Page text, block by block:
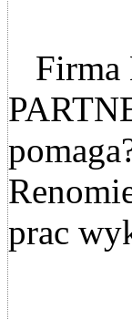
Firma
prac